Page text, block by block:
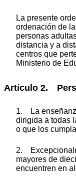
La presente
ordenación de
personas
distancia y a
centros que
Ministerio de
Artículo 2.
1. La
dirigida a todas
o que los
2.
mayores de
encuentren en